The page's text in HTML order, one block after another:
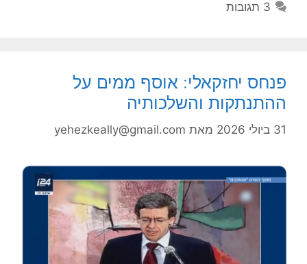
3 תגובות
פנחס יחזקאלי: אוסף ממים על
ההתנתקות והשלכותיה
31 ביולי 2026 מאת yehezkeally@gmail.com